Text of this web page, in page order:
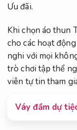
Ưu đãi.
Khi chọn áo thun
cho các hoạt
nghi với mọi
trò chơi tập thể
viên tự tin tham
Váy đầm dự